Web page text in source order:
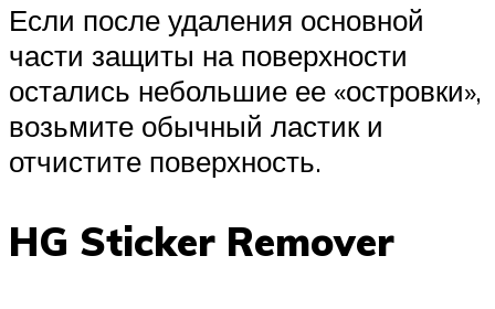
Если после удаления основной
части защиты на поверхности
остались небольшие ее «островки»,
возьмите обычный ластик и
отчистите поверхность.
HG Sticker Remover